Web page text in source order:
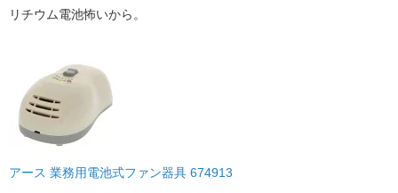
リチウム電池怖いから。
アース 業務用電池式ファン器具 674913